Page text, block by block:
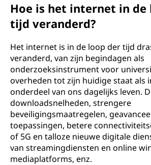
Hoe is het internet in de
tijd veranderd?
Het internet is in de loop der tijd
veranderd, van zijn begindagen als
onderzoeksinstrument voor
overheden tot zijn huidige staat als
onderdeel van ons dagelijks leven.
downloadsnelheden, strengere
beveiligingsmaatregelen,
toepassingen, betere
of 5G en talloze nieuwe digitale
van streamingdiensten en online
mediaplatforms, enz.